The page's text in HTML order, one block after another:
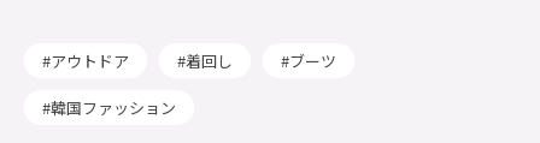
アウトドア 着回し ブーツ
韓国ファッション